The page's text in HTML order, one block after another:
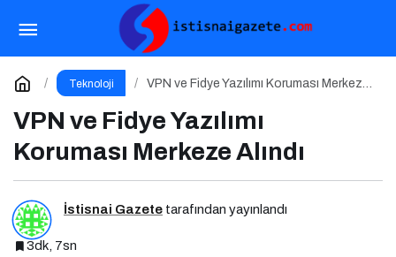
Teknoloji
VPN ve Fidye Yazılımı Koruması Merkeze
VPN ve Fidye Yazılımı
Koruması Merkeze Alındı
İstisnai Gazete tarafından yayınlandı
3dk, 7sn
Dijital dünyanın yeni tehdidi: SnakeStealer
Yorum Yap